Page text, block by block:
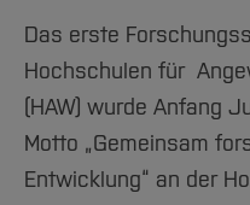
Das erste
Hochschulen für
(HAW) wurde Anfang
Motto „Gemeinsam
Entwicklung“ an der